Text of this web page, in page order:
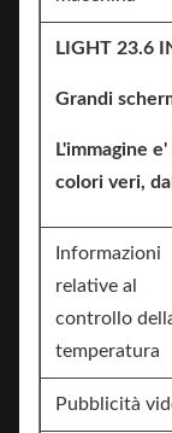
LIGHT 23.6
Grandi
L'immagine
colori veri,
Informazioni
relative al
controllo
temperatura
Pubblicità